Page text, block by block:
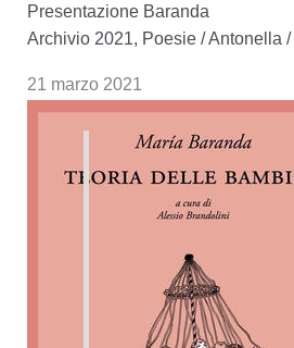
latido
–
Premio
Luces
Presentazione Baranda
Archivio 2021, Poesie/Antonella /
21 marzo 2021